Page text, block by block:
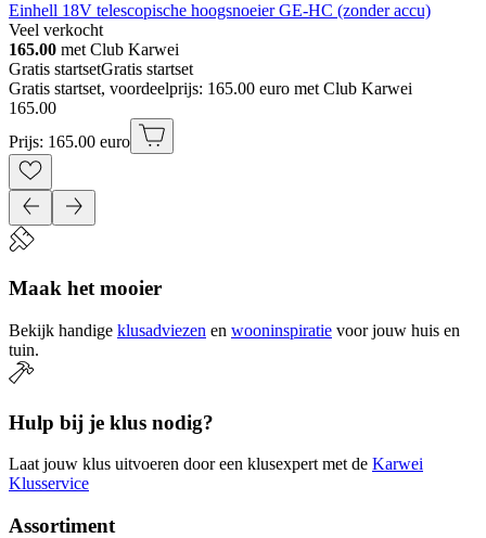
Einhell 18V telescopische hoogsnoeier GE-HC (zonder accu)
Veel verkocht
165.00 met Club Karwei
Gratis startsetGratis startset
Gratis startset, voordeelprijs: 165.00 euro met Club Karwei
165.00
Prijs: 165.00 euro
Maak het mooier
Bekijk handige klusadviezen en wooninspiratie voor jouw huis en
tuin.
Hulp bij je klus nodig?
Laat jouw klus uitvoeren door een klusexpert met de Karwei
Klusservice
Assortiment